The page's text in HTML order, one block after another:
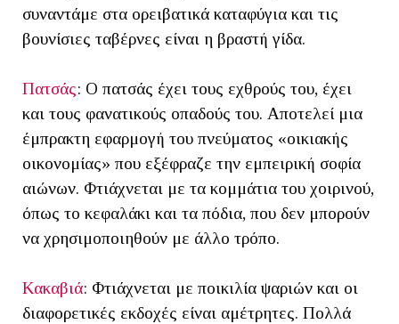
συναντάμε στα ορειβατικά καταφύγια και τις
βουνίσιες ταβέρνες είναι η βραστή γίδα.
Πατσάς: Ο πατσάς έχει τους εχθρούς του, έχει
και τους φανατικούς οπαδούς του. Αποτελεί μια
έμπρακτη εφαρμογή του πνεύματος «οικιακής
οικονομίας» που εξέφραζε την εμπειρική σοφία
αιώνων. Φτιάχνεται με τα κομμάτια του χοιρινού,
όπως το κεφαλάκι και τα πόδια, που δεν μπορούν
να χρησιμοποιηθούν με άλλο τρόπο.
Κακαβιά: Φτιάχνεται με ποικιλία ψαριών και οι
διαφορετικές εκδοχές είναι αμέτρητες. Πολλά